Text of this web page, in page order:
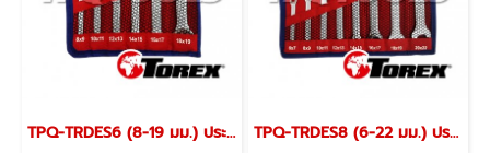
TPQ-TRDES6 (8-19 มม.) ประแจปากตายชุด 6 ตัว TOREX TPQ-TRDES8 (6-22 มม.) ประแจปากตายชุด 8 ตัว TOREX